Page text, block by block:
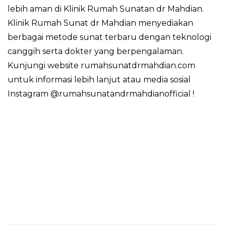
lebih aman di Klinik Rumah Sunatan dr Mahdian.
Klinik Rumah Sunat dr Mahdian menyediakan
berbagai metode sunat terbaru dengan teknologi
canggih serta dokter yang berpengalaman.
Kunjungi website rumahsunatdrmahdian.com
untuk informasi lebih lanjut atau media sosial
Instagram @rumahsunatandrmahdianofficial !